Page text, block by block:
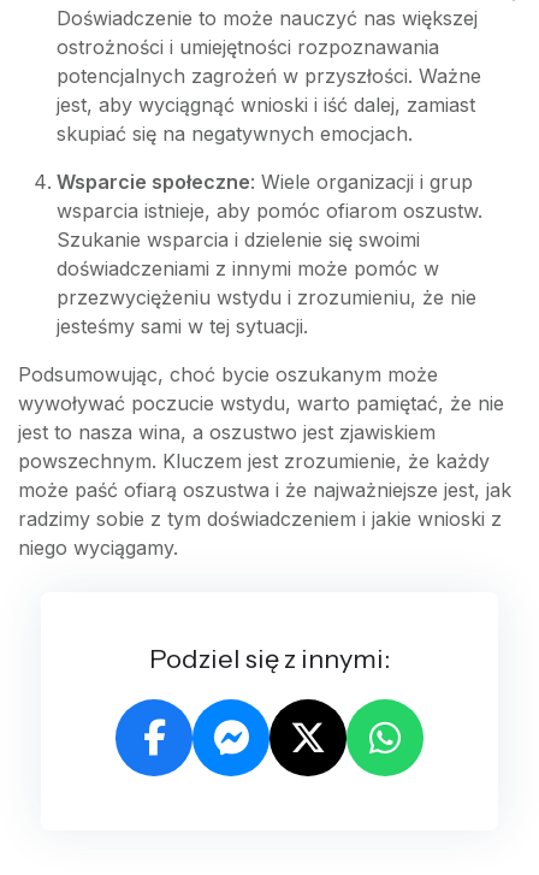
Doświadczenie to może nauczyć nas większej
ostrożności i umiejętności rozpoznawania
potencjalnych zagrożeń w przyszłości. Ważne
jest, aby wyciągnąć wnioski i iść dalej, zamiast
skupiać się na negatywnych emocjach.
Wsparcie społeczne: Wiele organizacji i grup
wsparcia istnieje, aby pomóc ofiarom oszustw.
Szukanie wsparcia i dzielenie się swoimi
doświadczeniami z innymi może pomóc w
przezwyciężeniu wstydu i zrozumieniu, że nie
jesteśmy sami w tej sytuacji.
Podsumowując, choć bycie oszukanym może
wywoływać poczucie wstydu, warto pamiętać, że nie
jest to nasza wina, a oszustwo jest zjawiskiem
powszechnym. Kluczem jest zrozumienie, że każdy
może paść ofiarą oszustwa i że najważniejsze jest, jak
radzimy sobie z tym doświadczeniem i jakie wnioski z
niego wyciągamy.
Podziel się z innymi: